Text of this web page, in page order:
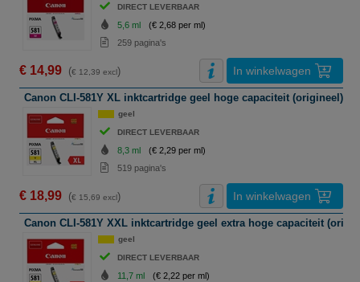
DIRECT LEVERBAAR
5,6 ml
(€ 2,68 per ml)
259 pagina's
€ 14,99 (€ 12,39 excl) In winkelwagen
Canon CLI-581Y XL inktcartridge geel hoge capaciteit (origineel)
geel
DIRECT LEVERBAAR
8,3 ml
(€ 2,29 per ml)
519 pagina's
€ 18,99 (€ 15,69 excl) In winkelwagen
Canon CLI-581Y XXL inktcartridge geel extra hoge capaciteit
geel
DIRECT LEVERBAAR
11,7 ml
(€ 2,22 per ml)